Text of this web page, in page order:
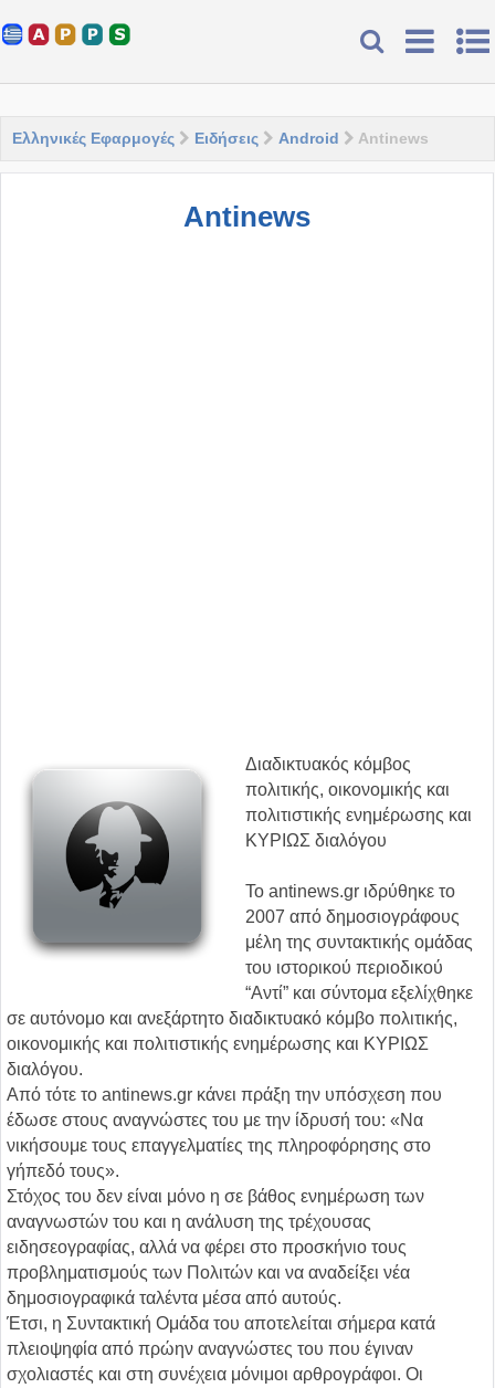
Ελληνικές Εφαρμογές Ειδήσεις Android Antinews
Antinews
Διαδικτυακός κόμβος
πολιτικής, οικονομικής και
πολιτιστικής ενημέρωσης και
ΚΥΡΙΩΣ διαλόγου
Το antinews.gr ιδρύθηκε το
2007 από δημοσιογράφους
μέλη της συντακτικής ομάδας
του ιστορικού περιοδικού
“Αντί” και σύντομα εξελίχθηκε
σε αυτόνομο και ανεξάρτητο διαδικτυακό κόμβο πολιτικής,
οικονομικής και πολιτιστικής ενημέρωσης και ΚΥΡΙΩΣ
διαλόγου.
Από τότε το antinews.gr κάνει πράξη την υπόσχεση που
έδωσε στους αναγνώστες του με την ίδρυσή του: «Να
νικήσουμε τους επαγγελματίες της πληροφόρησης στο
γήπεδό τους».
Στόχος του δεν είναι μόνο η σε βάθος ενημέρωση των
αναγνωστών του και η ανάλυση της τρέχουσας
ειδησεογραφίας, αλλά να φέρει στο προσκήνιο τους
προβληματισμούς των Πολιτών και να αναδείξει νέα
δημοσιογραφικά ταλέντα μέσα από αυτούς.
Έτσι, η Συντακτική Ομάδα του αποτελείται σήμερα κατά
πλειοψηφία από πρώην αναγνώστες του που έγιναν
σχολιαστές και στη συνέχεια μόνιμοι αρθρογράφοι. Οι